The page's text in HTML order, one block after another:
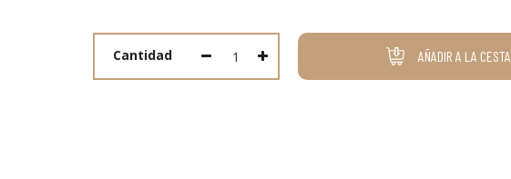
Cantidad AÑADIR A LA CESTA